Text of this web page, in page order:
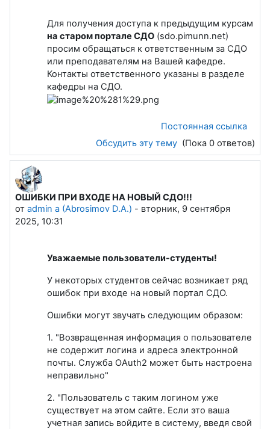
Для получения доступа к предыдущим курсам
на старом портале СДО (sdo.pimunn.net)
просим обращаться к ответственным за СДО
или преподавателям на Вашей кафедре.
Контакты ответственного указаны в разделе
кафедры на СДО.
Постоянная ссылка
Обсудить эту тему (Пока 0 ответов)
ОШИБКИ ПРИ ВХОДЕ НА НОВЫЙ СДО!!!
от admin a (Abrosimov D.A.) - вторник, 9 сентября
2025, 10:31
Уважаемые пользователи-студенты!
У некоторых студентов сейчас возникает ряд
ошибок при входе на новый портал СДО.
Ошибки могут звучать следующим образом:
1. "Возвращенная информация о пользователе
не содержит логина и адреса электронной
почты. Служба OAuth2 может быть настроена
неправильно"
2. "Пользователь с таким логином уже
существует на этом сайте. Если это ваша
учетная запись войдите в систему, введя свой